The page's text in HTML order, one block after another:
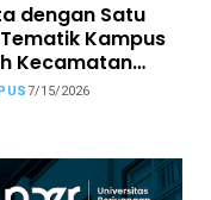
dengan Satu
Kampus
Kecamatan
7/15/2026